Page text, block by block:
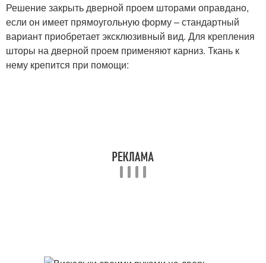
Решение закрыть дверной проем шторами оправдано,
если он имеет прямоугольную форму – стандартный
вариант приобретает эксклюзивный вид. Для крепления
шторы на дверной проем применяют карниз. Ткань к
нему крепится при помощи: